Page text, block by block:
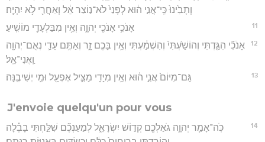
וְתָבִ֙ינוּ֙ כִּֽי־אֲנִ֣י ה֔וּא לְפָנַי֙ לֹא־נ֣וֹצַר אֵ֔ל וְאַחֲרַ֖י לֹ֥א יִהְיֶֽה׃
11 אָנֹכִ֥י אָנֹכִ֖י יְהוָ֑ה וְאֵ֥ין מִבַּלְעָדַ֖י מוֹשִֽׁיעַ׃
12
אָנֹכִ֞י הִגַּ֤דְתִּי וְהוֹשַׁ֙עְתִּי֙ וְהִשְׁמַ֔עְתִּי וְאֵ֥ין בָּכֶ֖ם זָ֑ר וְאַתֶּ֥ם עֵדַ֛י נְאֻם־יְהוָ֖ה
וַֽאֲנִי־אֵֽל׃
13 גַּם־מִיּוֹם֙ אֲנִ֣י ה֔וּא וְאֵ֥ין מִיָּדִ֖י מַצִּ֑יל אֶפְעַ֖ל וּמִ֥י יְשִׁיבֶֽנָּה׃
J'envoie quelqu'un pour vous
14
כֹּֽה־אָמַ֧ר יְהוָ֛ה גֹּאַלְכֶ֖ם קְד֣וֹשׁ יִשְׂרָאֵ֑ל לְמַעַנְכֶ֞ם שִׁלַּ֣חְתִּי בָבֶ֗לָה